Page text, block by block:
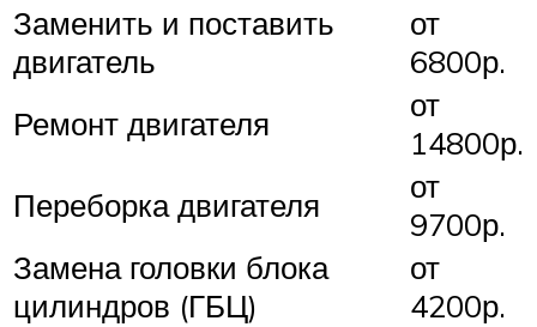
Заменить и поставить
двигатель
от
6800р.
Ремонт двигателя
от
14800р.
Переборка двигателя
от
9700р.
Замена головки блока
цилиндров (ГБЦ)
от
4200р.